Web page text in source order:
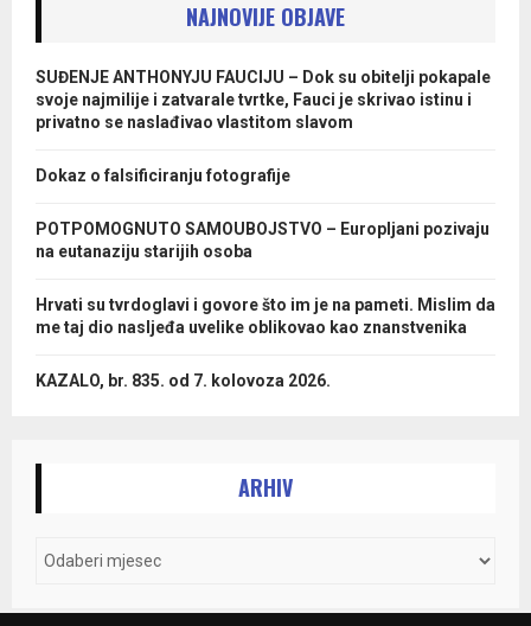
NAJNOVIJE OBJAVE
SUĐENJE ANTHONYJU FAUCIJU – Dok su obitelji pokapale
svoje najmilije i zatvarale tvrtke, Fauci je skrivao istinu i
privatno se naslađivao vlastitom slavom
Dokaz o falsificiranju fotografije
POTPOMOGNUTO SAMOUBOJSTVO – Europljani pozivaju
na eutanaziju starijih osoba
Hrvati su tvrdoglavi i govore što im je na pameti. Mislim da
me taj dio nasljeđa uvelike oblikovao kao znanstvenika
KAZALO, br. 835. od 7. kolovoza 2026.
ARHIV